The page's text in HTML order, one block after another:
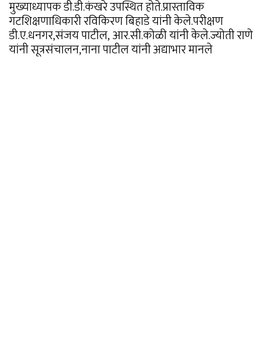
मुख्याध्यापक डी.डी.कंखरे उपस्थित होते.प्रास्ताविक
गटशिक्षणाधिकारी रविकिरण बिहाडे यांनी केले.परीक्षण
डी.ए.धनगर,संजय पाटील, आर.सी.कोळी यांनी केले.ज्योती राणे
यांनी सूत्रसंचालन,नाना पाटील यांनी अद्याभार मानले